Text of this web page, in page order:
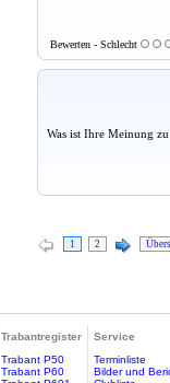
Bewerten - Schlecht
Was ist Ihre Meinung
1 2
Trabantregister
Trabant P50
Trabant P60
Service
Terminliste
Bilder und